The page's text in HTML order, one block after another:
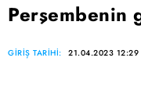
Perşembenin
GİRİŞ TARİHİ: 21.04.2023 12:29